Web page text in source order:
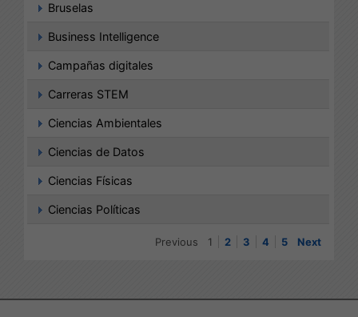
Bruselas
Business Intelligence
Campañas digitales
Carreras STEM
Ciencias Ambientales
Ciencias de Datos
Ciencias Físicas
Ciencias Políticas
Previous 1 2 3 4 5 Next